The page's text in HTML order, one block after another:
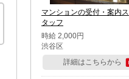
マンションの受付・案内ス
タッフ
時給 2,000円
渋谷区
詳細はこちらから